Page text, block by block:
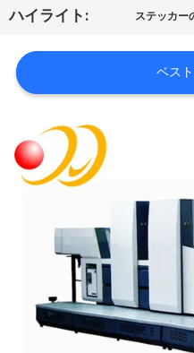
て
工
旅
行
ハイライト: ステッカー
ベス